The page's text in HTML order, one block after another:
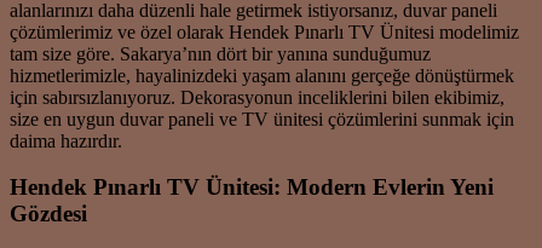
alanlarınızı daha düzenli hale getirmek istiyorsanız, duvar paneli
çözümlerimiz ve özel olarak Hendek Pınarlı TV Ünitesi modelimiz
tam size göre. Sakarya’nın dört bir yanına sunduğumuz
hizmetlerimizle, hayalinizdeki yaşam alanını gerçeğe dönüştürmek
için sabırsızlanıyoruz. Dekorasyonun inceliklerini bilen ekibimiz,
size en uygun duvar paneli ve TV ünitesi çözümlerini sunmak için
daima hazırdır.
Hendek Pınarlı TV Ünitesi: Modern Evlerin Yeni
Gözdesi